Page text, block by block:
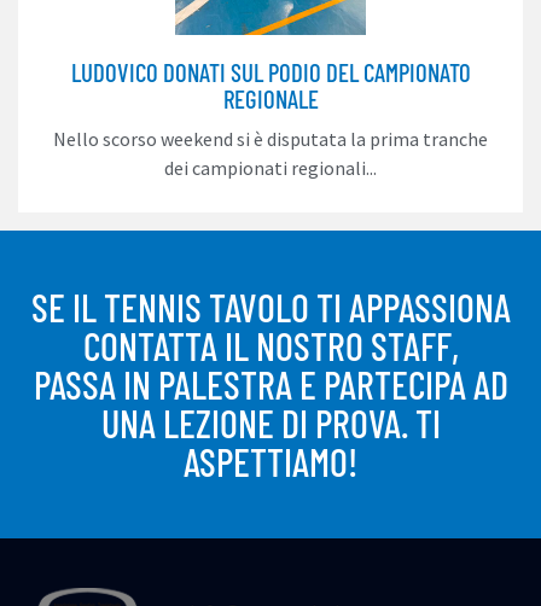
LUDOVICO DONATI SUL PODIO DEL CAMPIONATO
REGIONALE
Nello scorso weekend si è disputata la prima tranche
dei campionati regionali...
SE IL TENNIS TAVOLO TI APPASSIONA
CONTATTA IL NOSTRO STAFF,
PASSA IN PALESTRA E PARTECIPA AD
UNA LEZIONE DI PROVA. TI
ASPETTIAMO!